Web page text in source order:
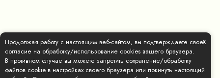
Продолжая работу с настоящим веб-сайтом, вы подтверждаете свое
согласие на обработку/использование cookies вашего браузера.
В противном случае вы можете запретить сохранение/обработку
файлов cookie в настройках своего браузера или покинуть настоящий
x